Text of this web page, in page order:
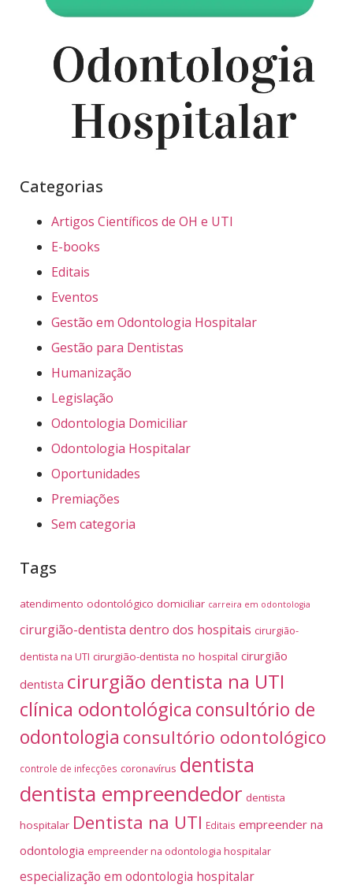
Categorias
Artigos Científicos de OH e UTI
E-books
Editais
Eventos
Gestão em Odontologia Hospitalar
Gestão para Dentistas
Humanização
Legislação
Odontologia Domiciliar
Odontologia Hospitalar
Oportunidades
Premiações
Sem categoria
Tags
atendimento odontológico domiciliar carreira em odontologia
cirurgião-dentista dentro dos hospitais cirurgião-
dentista na UTI cirurgião-dentista no hospital cirurgião
dentista cirurgião dentista na UTI
clínica odontológica consultório de
odontologia consultório odontológico
controle de infecções coronavírus dentista
dentista empreendedor dentista
hospitalar Dentista na UTI Editais empreender na
odontologia empreender na odontologia hospitalar
especialização em odontologia hospitalar